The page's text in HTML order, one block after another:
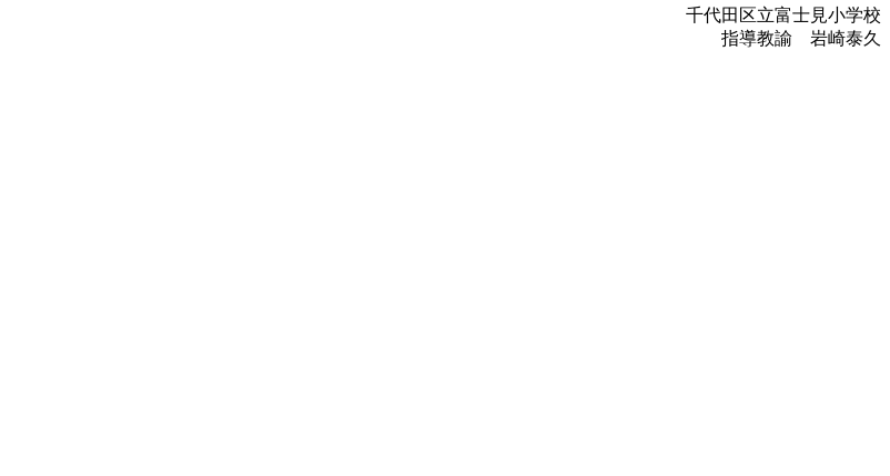
千代田区立富士見小学校
指導教諭 岩崎泰久